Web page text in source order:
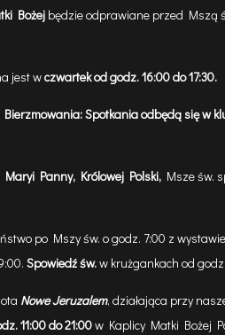
Bożejbędzie odprawiane przed Mszą
jest wczwartek od godz. 16:00 do 17:30.
Spotkania odbędą się w
Panny, Królowej Polski,Msze św.
po Mszy św. o godz. 7:00 z
Spowiedź św.w krużgankach od
Nowe Jeruzalem, działająca przy
11:00 do 21:00w Kaplicy Matki Bożej